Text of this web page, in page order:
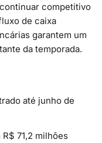
competitivo
de caixa
garantem um
da temporada.
até junho de
71,2 milhões